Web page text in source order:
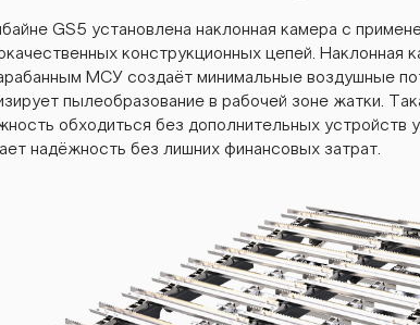
GS5 установлена наклонная камера с
конструкционных цепей. Наклонная
МСУ создаёт минимальные воздушные
пылеобразование в рабочей зоне жатки.
обходиться без дополнительных устройств
надёжность без лишних финансовых затрат.